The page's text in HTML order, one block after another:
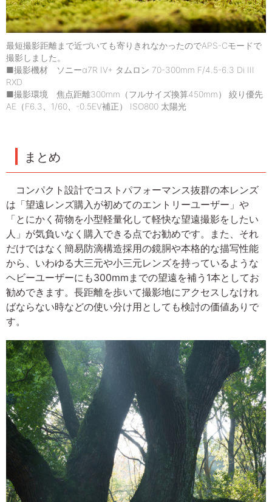
最短撮影距離まで近づいても寄りきれなかったのでAPS-Cモードで
撮影しました。
■撮影機材 ソニーα7R IV+ タムロン 70-300mm F/4.5-6.3 Di III
RXD
■撮影環境 焦点距離300mm（フルサイズ換算450mm） 絞り優先
AE（F6.3、1/60、-0.5EV補正） ISO800 太陽光
まとめ
コンパクト設計でコストパフォーマンス抜群の本レンズ
は「望遠レンズ購入が初めてのエントリーユーザー」や
「とにかく荷物を小型軽量化して軽快な望遠撮影をしたい
人」が気負いなく購入できる点でお勧めです。また、それ
だけではなく簡易防滴構造採用の鏡胴や本格的な描写性能
から、いわゆる大三元や小三元レンズを持っているような
ヘビーユーザーにも300mmまでの望遠を補う1本としてお
勧めできます。長距離を歩いて撮影地にアクセスしなけれ
ばならない時などの使い分け用としても検討の価値ありで
す。